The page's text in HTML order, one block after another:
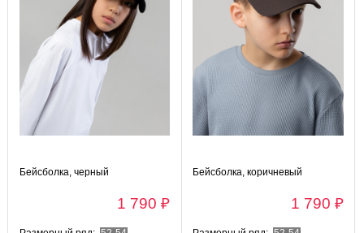
Бейсболка, черный
1 790 ₽
Бейсболка, коричневый
1 790 ₽